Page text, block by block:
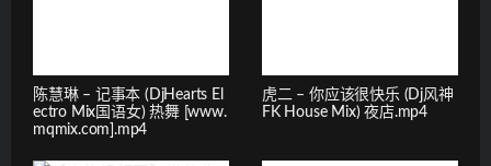
陈慧琳 – 记事本 (DjHearts El
ectro Mix国语女) 热舞 [www.
mqmix.com].mp4
虎二 – 你应该很快乐 (Dj风神
FK House Mix) 夜店.mp4